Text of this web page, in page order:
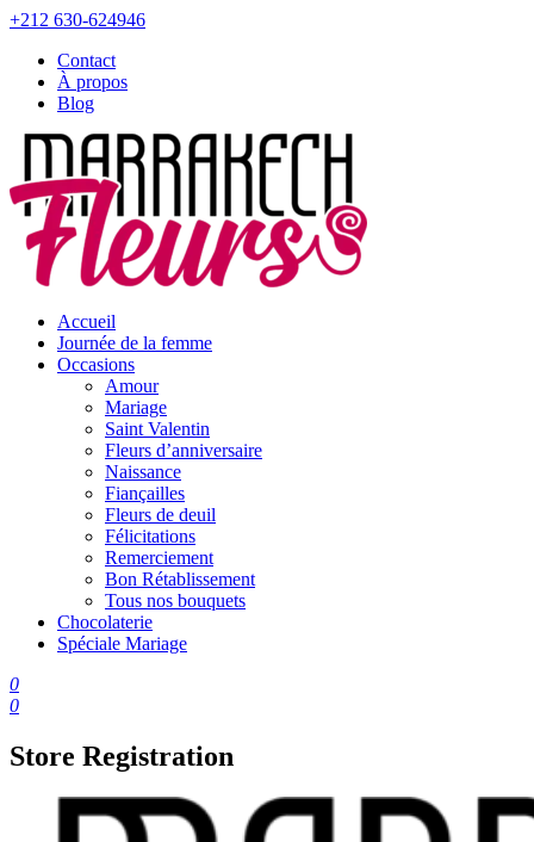
+212 630-624946
Contact
À propos
Blog
Accueil
Journée de la femme
Occasions
Amour
Mariage
Saint Valentin
Fleurs d’anniversaire
Naissance
Fiançailles
Fleurs de deuil
Félicitations
Remerciement
Bon Rétablissement
Tous nos bouquets
Chocolaterie
Spéciale Mariage
0
0
Store Registration